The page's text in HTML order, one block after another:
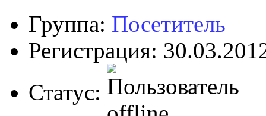
Группа: Посетитель
Регистрация:
Статус: